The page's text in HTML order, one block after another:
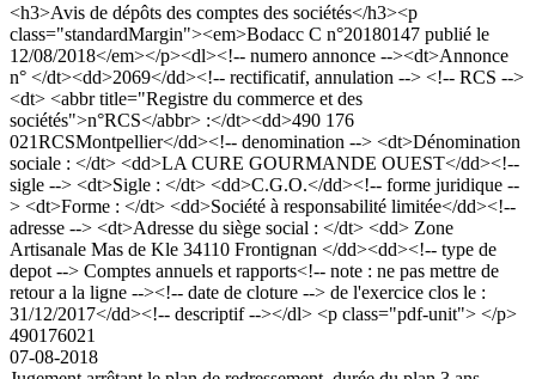
<h3>Avis de dépôts des comptes des sociétés</h3><p
class="standardMargin"><em>Bodacc C n°20180147 publié le
12/08/2018</em></p><dl><!-- numero annonce --><dt>Annonce
n° </dt><dd>2069</dd><!-- rectificatif, annulation --> <!-- RCS -->
<dt> <abbr title="Registre du commerce et des
sociétés">n°RCS</abbr> :</dt><dd>490 176
021RCSMontpellier</dd><!-- denomination --> <dt>Dénomination
sociale : </dt> <dd>LA CURE GOURMANDE OUEST</dd><!--
sigle --> <dt>Sigle : </dt> <dd>C.G.O.</dd><!-- forme juridique --
> <dt>Forme : </dt> <dd>Société à responsabilité limitée</dd><!--
adresse --> <dt>Adresse du siège social : </dt> <dd> Zone
Artisanale Mas de Kle 34110 Frontignan </dd><dd><!-- type de
depot --> Comptes annuels et rapports<!-- note : ne pas mettre de
retour a la ligne --><!-- date de cloture --> de l'exercice clos le :
31/12/2017</dd><!-- descriptif --></dl> <p class="pdf-unit"> </p>
490176021
07-08-2018